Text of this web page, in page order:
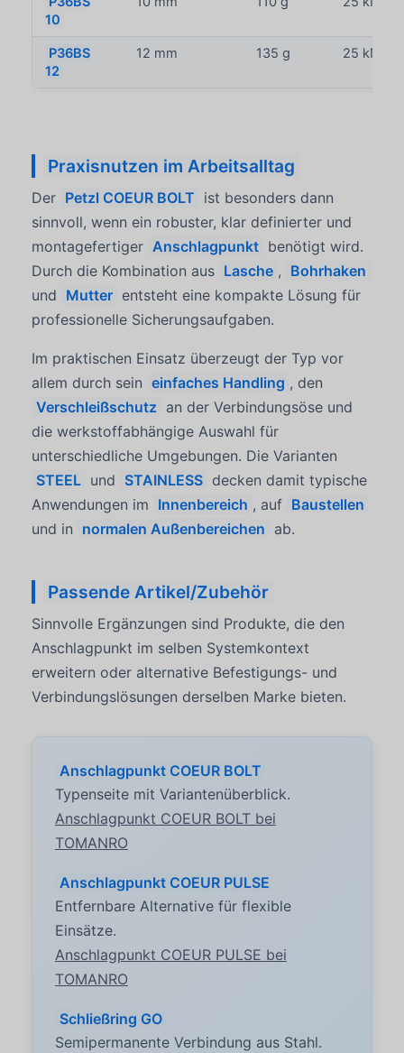
10
P36BS
12
12 mm 135 g 25 kN
Praxisnutzen im Arbeitsalltag
Der Petzl COEUR BOLT ist besonders dann
sinnvoll, wenn ein robuster, klar definierter und
montagefertiger Anschlagpunkt benötigt wird.
Durch die Kombination aus Lasche , Bohrhaken
und Mutter entsteht eine kompakte Lösung für
professionelle Sicherungsaufgaben.
Im praktischen Einsatz überzeugt der Typ vor
allem durch sein einfaches Handling , den
Verschleißschutz an der Verbindungsöse und
die werkstoffabhängige Auswahl für
unterschiedliche Umgebungen. Die Varianten
STEEL und STAINLESS decken damit typische
Anwendungen im Innenbereich , auf Baustellen
und in normalen Außenbereichen ab.
Passende Artikel/Zubehör
Sinnvolle Ergänzungen sind Produkte, die den
Anschlagpunkt im selben Systemkontext
erweitern oder alternative Befestigungs- und
Verbindungslösungen derselben Marke bieten.
Anschlagpunkt COEUR BOLT
Typenseite mit Variantenüberblick.
Anschlagpunkt COEUR BOLT bei
TOMANRO
Anschlagpunkt COEUR PULSE
Entfernbare Alternative für flexible
Einsätze.
Anschlagpunkt COEUR PULSE bei
TOMANRO
Schließring GO
Semipermanente Verbindung aus Stahl.